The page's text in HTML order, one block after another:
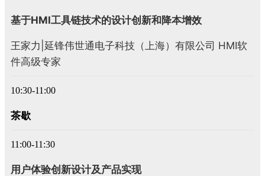
基于HMI工具链技术的设计创新和降本增效
王家力|延锋伟世通电子科技（上海）有限公司 HMI软
件高级专家
10:30-11:00
茶歇
11:00-11:30
用户体验创新设计及产品实现